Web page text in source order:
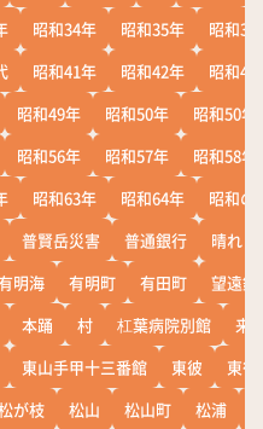
昭和34年 昭和35年
昭和36
昭和41年 昭和42年
昭和43
昭和49年 昭和50年
昭和50年
昭和56年 昭和57年
昭和58年
昭和63年 昭和64年
昭和の
普賢岳災害 普通銀行
晴れ
明海 有明町 有田町
望遠鏡
本踊 村 杠葉病院別館
来
東山手甲十三番館 東彼
東彼
が枝 松山 松山町 松浦